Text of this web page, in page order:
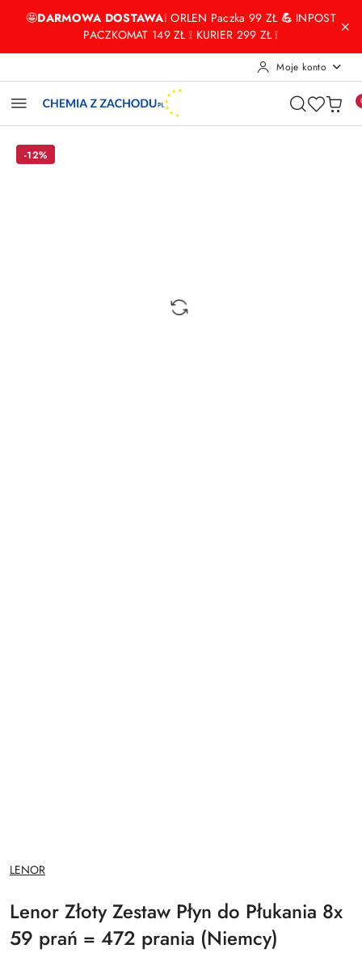
Przejdź do treści głównej
Przejdź do wyszukiwarki
Przejdź do moje konto
Przejdź do menu głównego
Przejdź do opisu produktu
Przejdź do stopki
🤩DARMOWA DOSTAWA❕ ORLEN Paczka 99 ZŁ💪 INPOST
PACZKOMAT 149 ZŁ ❕ KURIER 299 ZŁ ❕
Moje konto
-12%
NAZWA
PRODUCENTA:
LENOR
Lenor Złoty Zestaw Płyn do Płukania 8x
59 prań = 472 prania (Niemcy)